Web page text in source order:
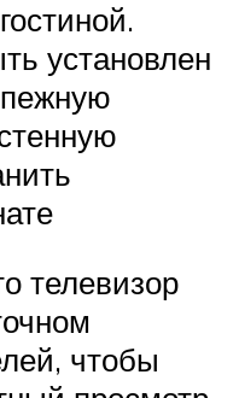
установлен
телевизор
чтобы